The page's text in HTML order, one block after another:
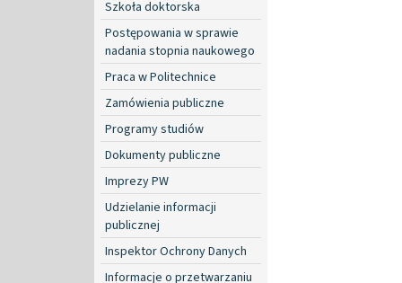
Szkoła doktorska
Postępowania w sprawie
nadania stopnia naukowego
Praca w Politechnice
Zamówienia publiczne
Programy studiów
Dokumenty publiczne
Imprezy PW
Udzielanie informacji
publicznej
Inspektor Ochrony Danych
Informacje o przetwarzaniu